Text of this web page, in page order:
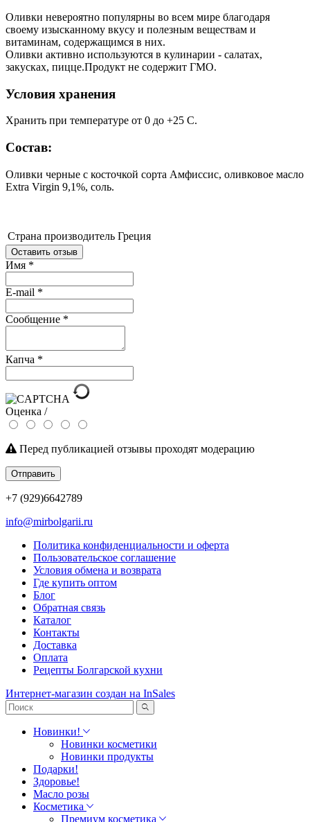
Оливки невероятно популярны во всем мире благодаря
своему изысканному вкусу и полезным веществам и
витаминам, содержащимся в них.
Оливки активно используются в кулинарии - салатах,
закусках, пицце.Продукт не содержит ГМО.
Условия хранения
Хранить при температуре от 0 до +25 С.
Состав:
Оливки черные c косточкой сорта Амфиссис, оливковое масло
Extra Virgin 9,1%, соль.
Страна производитель Греция
Оставить отзыв
Имя *
E-mail *
Сообщение *
Капча *
Оценка /
Перед публикацией отзывы проходят модерацию
Отправить
+7 (929)6642789
info@mirbolgarii.ru
Политика конфиденциальности и оферта
Пользовательское соглашение
Условия обмена и возврата
Где купить оптом
Блог
Обратная связь
Каталог
Контакты
Доставка
Оплата
Рецепты Болгарской кухни
Интернет-магазин создан на InSales
Новинки!
Новинки косметики
Новинки продукты
Подарки!
Здоровье!
Масло розы
Косметика
Премиум косметика